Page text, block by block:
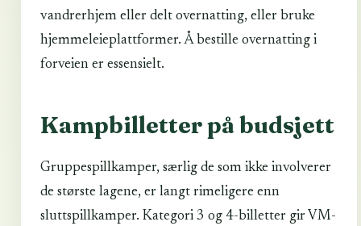
vandrerhjem eller delt overnatting, eller bruke
hjemmeleieplattformer. Å bestille overnatting i
forveien er essensielt.
Kampbilletter på budsjett
Gruppespillkamper, særlig de som ikke involverer
de største lagene, er langt rimeligere enn
sluttspillkamper. Kategori 3 og 4-billetter gir VM-